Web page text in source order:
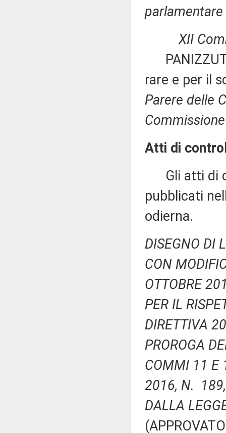
XII
PANIZZUT
rare e per il
Parere delle
Atti di
Gli atti di
pubblicati
odierna.
DISEGNO DI
CON
OTTOBRE
PER IL
DIRETTIVA
PROROGA
COMMI 11 E
2016, N. 189,
DALLA